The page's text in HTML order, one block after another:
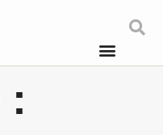
: